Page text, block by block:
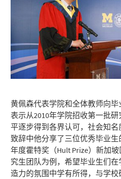
黄佩森代表学院和全体教师向
表示从2010年学院招收第一批
平逐步得到各界认可，社会知名
致辞中他分享了三位优秀毕业
年度霍特奖（Hult Prize）新加
究生团队为例，希望毕业生们
造力的氛围中学有所得，与学